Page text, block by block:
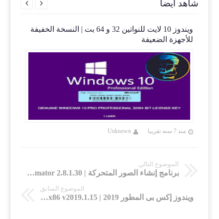
شاهد أيضاً
ويندوز 10 لايت للنواتين 32 و 64 بت | النسخة الخفيفة
للأجهزة الضعيفة
منذ 7 سنه تقريبا Unknown
 
الموضوع التالي
برنامج إنشاء الصور المتحركة | Yasisoft GIF Animator 2.8.1.30
الموضوع السابق
ويندوز إكس بى المطور 2019 | Windows XP Integral Edition x86 v2019.1.15